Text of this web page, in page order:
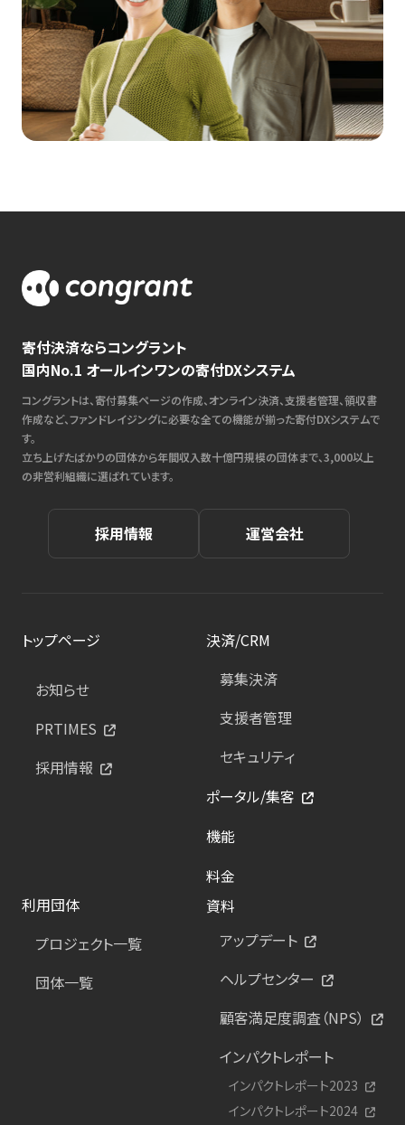
寄付決済ならコングラント
国内No.1 オールインワンの寄付DXシステム
コングラントは、寄付募集ページの作成、オンライン決済、支援者管理、領収書
作成など、ファンドレイジングに必要な全ての機能が揃った寄付DXシステムで
す。
立ち上げたばかりの団体から年間収入数十億円規模の団体まで、3,000以上
の非営利組織に選ばれています。
採用情報 運営会社
トップページ
お知らせ
PRTIMES
採用情報
決済/CRM
募集決済
支援者管理
セキュリティ
ポータル/集客
機能
料金
利用団体
プロジェクト一覧
団体一覧
資料
アップデート
ヘルプセンター
顧客満足度調査（NPS）
インパクトレポート
インパクトレポート2023
インパクトレポート2024